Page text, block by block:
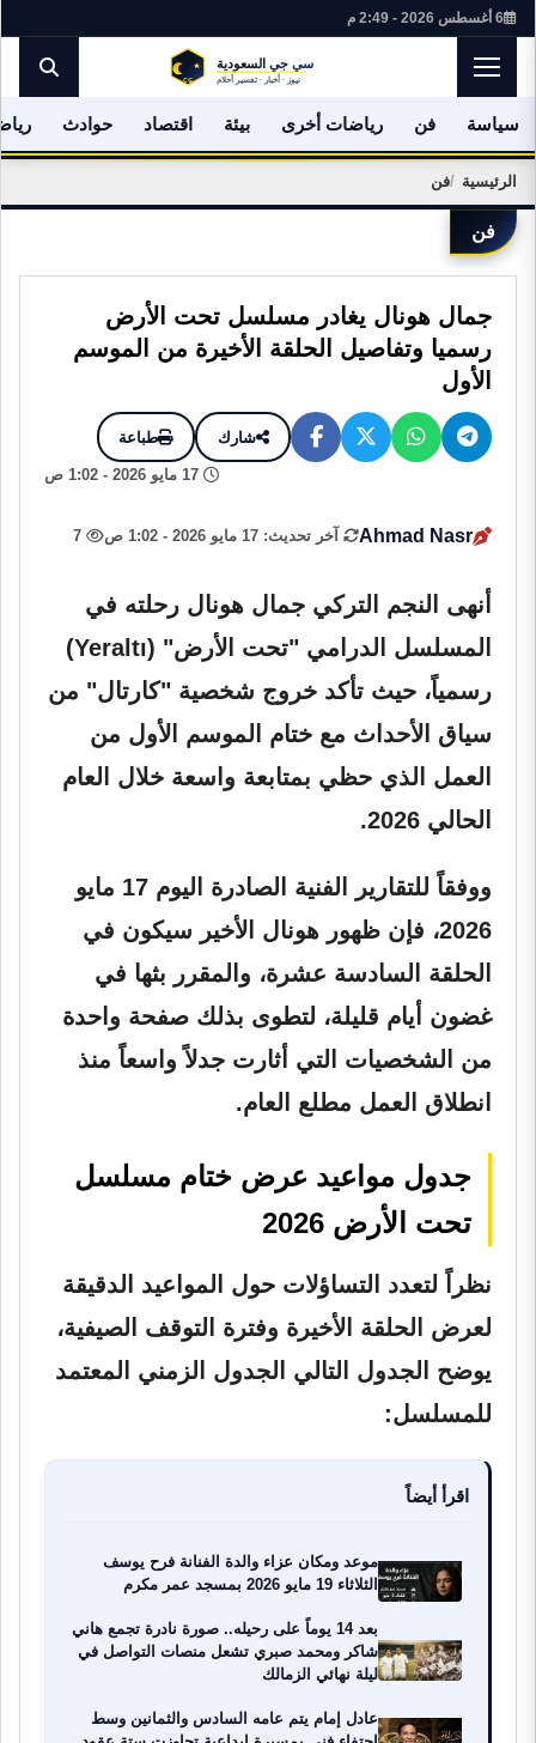
6 أغسطس 2026 - 2:49 م
سياسة فن رياضات أخرى بيئة اقتصاد حوادث
الرئيسية فن
فن
جمال هونال يغادر مسلسل تحت الأرض
رسميا وتفاصيل الحلقة الأخيرة من الموسم
الأول
شارك طباعة
Ahmad Nasr آخر تحديث: 17 مايو 2026 - 1:02 ص
أنهى النجم التركي جمال هونال رحلته في
المسلسل الدرامي "تحت الأرض" (Yeraltı)
رسمياً، حيث تأكد خروج شخصية "كارتال" من
سياق الأحداث مع ختام الموسم الأول من
العمل الذي حظي بمتابعة واسعة خلال العام
الحالي 2026.
ووفقاً للتقارير الفنية الصادرة اليوم 17 مايو
2026، فإن ظهور هونال الأخير سيكون في
الحلقة السادسة عشرة، والمقرر بثها في
غضون أيام قليلة، لتطوى بذلك صفحة واحدة
من الشخصيات التي أثارت جدلاً واسعاً منذ
انطلاق العمل مطلع العام.
جدول مواعيد عرض ختام مسلسل
تحت الأرض 2026
نظراً لتعدد التساؤلات حول المواعيد الدقيقة
لعرض الحلقة الأخيرة وفترة التوقف الصيفية،
يوضح الجدول التالي الجدول الزمني المعتمد
للمسلسل:
اقرأ أيضاً
موعد ومكان عزاء والدة الفنانة فرح يوسف
الثلاثاء 19 مايو 2026 بمسجد عمر مكرم
بعد 14 يوماً على رحيله.. صورة نادرة تجمع هاني
شاكر ومحمد صبري تشعل منصات التواصل في
ليلة نهائي الزمالك
عادل إمام يتم عامه السادس والثمانين وسط